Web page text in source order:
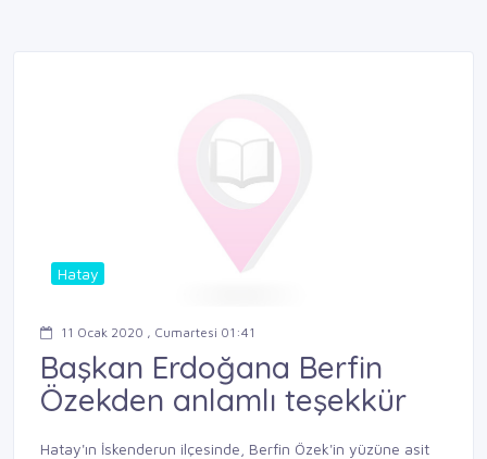
Hatay
11 Ocak 2020 , Cumartesi 01:41
Başkan Erdoğana Berfin
Özekden anlamlı teşekkür
Hatay'ın İskenderun ilçesinde, Berfin Özek'in yüzüne asit